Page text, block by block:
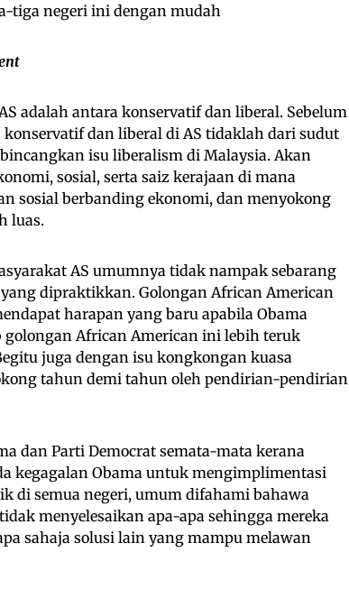
tiga negeri ini dengan mudah
adalah antara konservatif dan liberal. Sebelum
dan liberal di AS tidaklah dari sudut
isu liberalism di Malaysia. Akan
sosial, serta saiz kerajaan di mana
sosial berbanding ekonomi, dan menyokong
luas.
AS umumnya tidak nampak sebarang
dipraktikkan. Golongan African American
harapan yang baru apabila Obama
African American ini lebih teruk
juga dengan isu kongkongan kuasa
tahun demi tahun oleh pendirian-pendirian
dan Parti Democrat semata-mata kerana
kegagalan Obama untuk mengimplimentasi
di semua negeri, umum difahami bahawa
menyelesaikan apa-apa sehingga mereka
sahaja solusi lain yang mampu melawan